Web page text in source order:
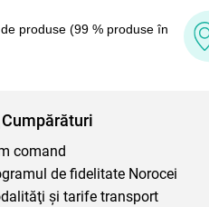
produse (99 % produse în
Cumpărături
comand
de fidelitate Norocei
şi tarife transport